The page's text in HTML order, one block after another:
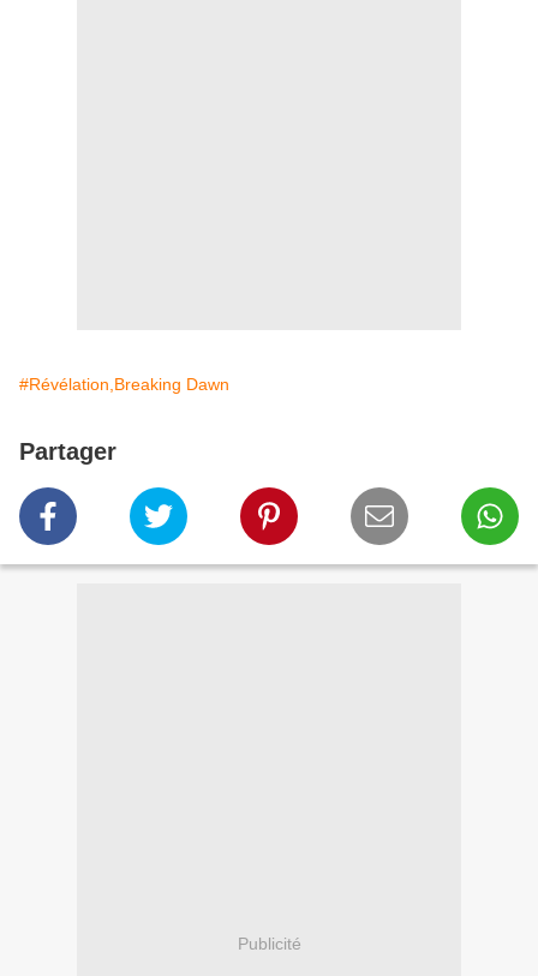
#Révélation,Breaking Dawn
Partager
Publicité